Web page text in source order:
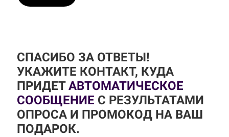
СПАСИБО ЗА ОТВЕТЫ!
УКАЖИТЕ КОНТАКТ, КУДА
ПРИДЕТАВТОМАТИЧЕСКОЕ
СООБЩЕНИЕ С РЕЗУЛЬТАТАМИ
ОПРОСА И ПРОМОКОД НА ВАШ
ПОДАРОК.